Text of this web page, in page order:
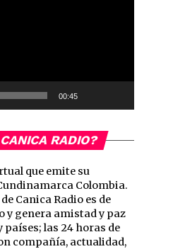
00:45
RADIO?
que emite su
Colombia.
Canica Radio es de
y genera amistad y paz
países; las 24 horas de
compañía, actualidad,